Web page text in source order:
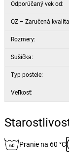
Odporúčaný vek od:
QZ – Zaručená
Rozmery:
Sušička:
Typ postele:
Veľkosť:
Pranie na 60 °C